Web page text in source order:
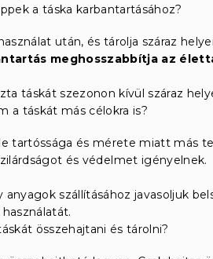
a táska karbantartásához?
után, és tárolja száraz
meghosszabbítja az
táskát szezonon kívül száraz
a táskát más célokra is?
tartóssága és mérete miatt más
és védelmet igényelnek.
szállításához javasoljuk
használatát.
összehajtani és tárolni?